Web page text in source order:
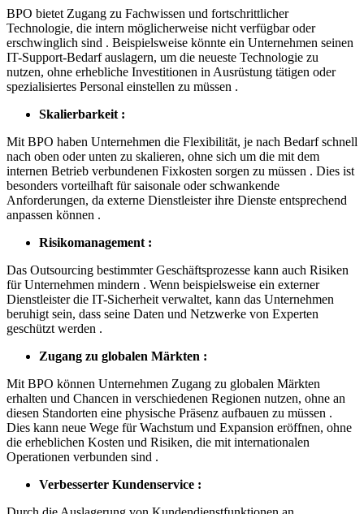
BPO bietet Zugang zu Fachwissen und fortschrittlicher
Technologie, die intern möglicherweise nicht verfügbar oder
erschwinglich sind . Beispielsweise könnte ein Unternehmen seinen
IT-Support-Bedarf auslagern, um die neueste Technologie zu
nutzen, ohne erhebliche Investitionen in Ausrüstung tätigen oder
spezialisiertes Personal einstellen zu müssen .
Skalierbarkeit :
Mit BPO haben Unternehmen die Flexibilität, je nach Bedarf schnell
nach oben oder unten zu skalieren, ohne sich um die mit dem
internen Betrieb verbundenen Fixkosten sorgen zu müssen . Dies ist
besonders vorteilhaft für saisonale oder schwankende
Anforderungen, da externe Dienstleister ihre Dienste entsprechend
anpassen können .
Risikomanagement :
Das Outsourcing bestimmter Geschäftsprozesse kann auch Risiken
für Unternehmen mindern . Wenn beispielsweise ein externer
Dienstleister die IT-Sicherheit verwaltet, kann das Unternehmen
beruhigt sein, dass seine Daten und Netzwerke von Experten
geschützt werden .
Zugang zu globalen Märkten :
Mit BPO können Unternehmen Zugang zu globalen Märkten
erhalten und Chancen in verschiedenen Regionen nutzen, ohne an
diesen Standorten eine physische Präsenz aufbauen zu müssen .
Dies kann neue Wege für Wachstum und Expansion eröffnen, ohne
die erheblichen Kosten und Risiken, die mit internationalen
Operationen verbunden sind .
Verbesserter Kundenservice :